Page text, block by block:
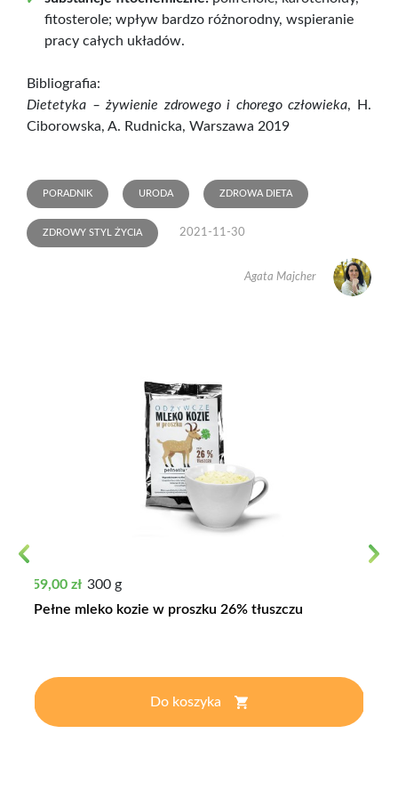
fitosterole; wpływ bardzo różnorodny, wspieranie
pracy całych układów.
Bibliografia:
Dietetyka – żywienie zdrowego i chorego człowieka, H.
Ciborowska, A. Rudnicka, Warszawa 2019
PORADNIK URODA ZDROWA DIETA
ZDROWY STYL ŻYCIA 2021-11-30
Agata Majcher
Cena
59,00 zł 300 g
Pełne mleko kozie w proszku 26% tłuszczu
Do koszyka